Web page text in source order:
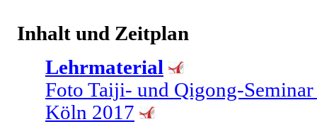
Inhalt und Zeitplan
Lehrmaterial
Foto Taiji- und Qigong-
Köln 2017